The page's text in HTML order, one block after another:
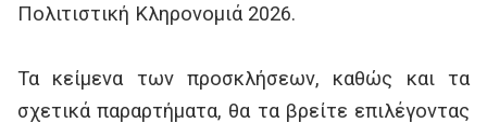
Πολιτιστική Κληρονομιά 2026.
Τα κείμενα των προσκλήσεων, καθώς και τα
σχετικά παραρτήματα, θα τα βρείτε επιλέγοντας